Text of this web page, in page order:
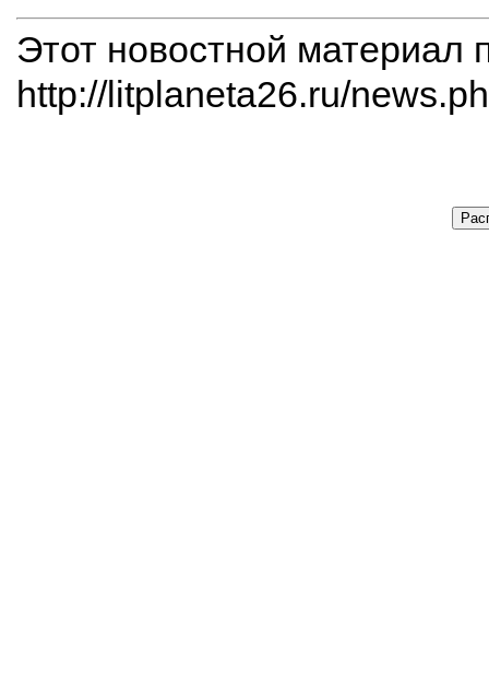
Этот новостной материал
http://litplaneta26.ru/